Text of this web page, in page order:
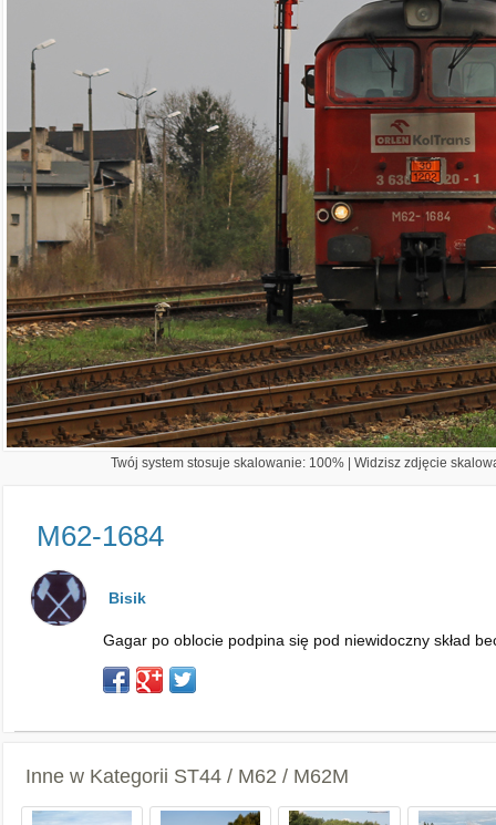
Twój system stosuje skalowanie: 100% | Widzisz zdjęcie
M62-1684
Bisik
Gagar po oblocie podpina się pod niewidoczny skład
Inne w Kategorii ST44 / M62 / M62M